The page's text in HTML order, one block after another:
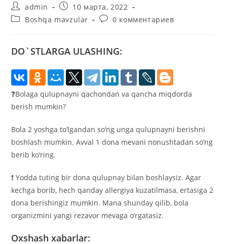
Автор
записи:
admin
Запись
опубликована:
10 марта, 2022
РубрикаBoshqa mavzular
Комментарии
0 комментариев
DO`STLARGA ULASHING:
❓Bolaga qulupnayni qachondan va qancha miqdorda
berish mumkin?
Bola 2 yoshga to‘lgandan so‘ng unga qulupnayni berishni
boshlash mumkin. Avval 1 dona mevani nonushtadan so‘ng
berib ko‘ring.
❗️ Yodda tuting bir dona qulupnay bilan boshlaysiz. Agar
kechga borib, hech qanday allergiya kuzatilmasa, ertasiga 2
dona berishingiz mumkin. Mana shunday qilib, bola
organizmini yangi rezavor mevaga o‘rgatasiz.
Oxshash xabarlar: